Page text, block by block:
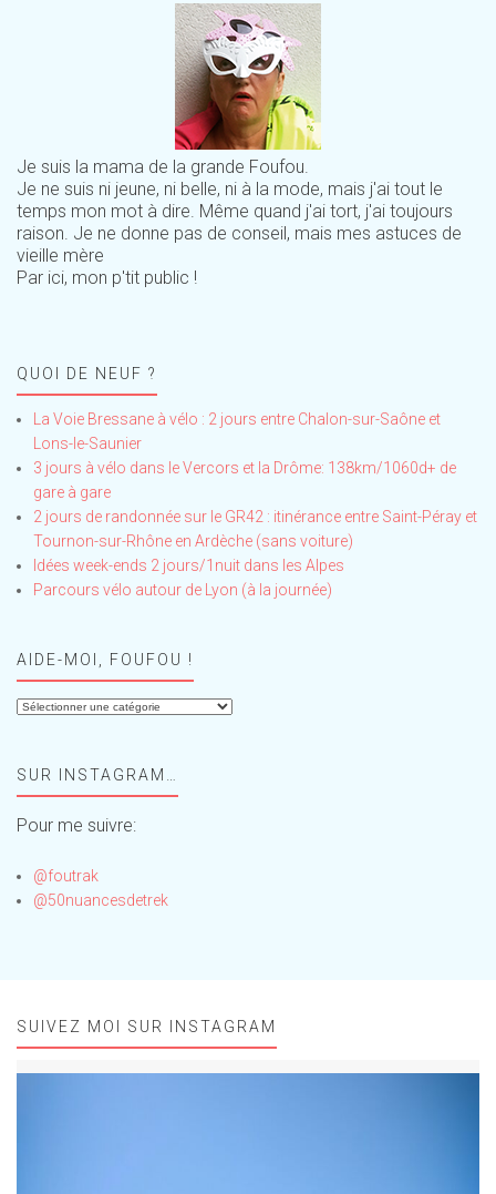
Je suis la mama de la grande Foufou.
Je ne suis ni jeune, ni belle, ni à la mode, mais j'ai tout le
temps mon mot à dire. Même quand j'ai tort, j'ai toujours
raison. Je ne donne pas de conseil, mais mes astuces de
vieille mère
Par ici, mon p'tit public !
QUOI DE NEUF ?
La Voie Bressane à vélo : 2 jours entre Chalon-sur-Saône et
Lons-le-Saunier
3 jours à vélo dans le Vercors et la Drôme: 138km/1060d+ de
gare à gare
2 jours de randonnée sur le GR42 : itinérance entre Saint-Péray et
Tournon-sur-Rhône en Ardèche (sans voiture)
Idées week-ends 2 jours/1nuit dans les Alpes
Parcours vélo autour de Lyon (à la journée)
AIDE-MOI, FOUFOU !
Aide-
!SUR INSTAGRAM…
Pour me suivre:
@foutrak
@50nuancesdetrek
SUIVEZ MOI SUR INSTAGRAM